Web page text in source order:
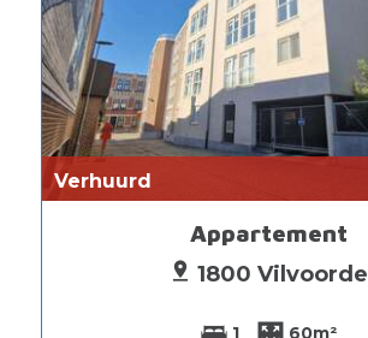
Verhuurd
Appartement
1800 Vilvoorde
1 60m²